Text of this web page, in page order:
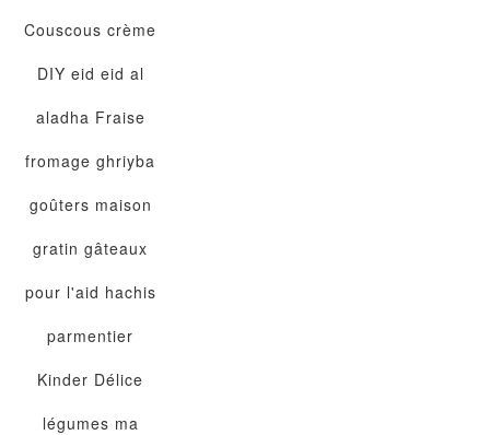
Couscous crème
DIY eid eid al
aladha Fraise
fromage ghriyba
goûters maison
gratin gâteaux
pour l'aid hachis
parmentier
Kinder Délice
légumes ma